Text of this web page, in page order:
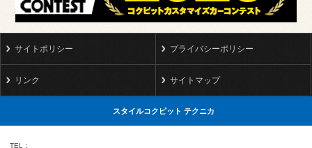
サイトポリシー プライバシーポリシー
リンク サイトマップ
スタイルコクピット テクニカ
TEL